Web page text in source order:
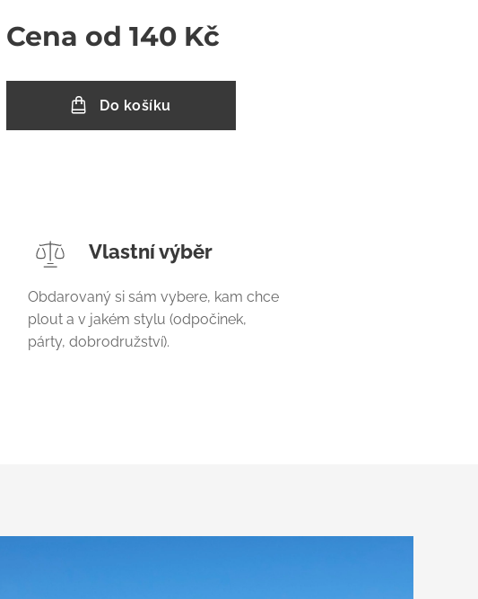
Cena od140 Kč
Do košíku
Vlastní výběr
Obdarovaný si sám vybere, kam chce
plout a v jakém stylu (odpočinek,
párty, dobrodružství).